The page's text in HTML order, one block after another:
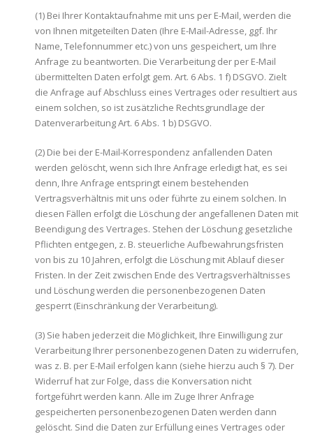
(1) Bei Ihrer Kontaktaufnahme mit uns per E-Mail, werden die
von Ihnen mitgeteilten Daten (Ihre E-Mail-Adresse, ggf. Ihr
Name, Telefonnummer etc.) von uns gespeichert, um Ihre
Anfrage zu beantworten. Die Verarbeitung der per E-Mail
übermittelten Daten erfolgt gem. Art. 6 Abs. 1 f) DSGVO. Zielt
die Anfrage auf Abschluss eines Vertrages oder resultiert aus
einem solchen, so ist zusätzliche Rechtsgrundlage der
Datenverarbeitung Art. 6 Abs. 1 b) DSGVO.
(2) Die bei der E-Mail-Korrespondenz anfallenden Daten
werden gelöscht, wenn sich Ihre Anfrage erledigt hat, es sei
denn, Ihre Anfrage entspringt einem bestehenden
Vertragsverhältnis mit uns oder führte zu einem solchen. In
diesen Fällen erfolgt die Löschung der angefallenen Daten mit
Beendigung des Vertrages. Stehen der Löschung gesetzliche
Pflichten entgegen, z. B. steuerliche Aufbewahrungsfristen
von bis zu 10 Jahren, erfolgt die Löschung mit Ablauf dieser
Fristen. In der Zeit zwischen Ende des Vertragsverhältnisses
und Löschung werden die personenbezogenen Daten
gesperrt (Einschränkung der Verarbeitung).
(3) Sie haben jederzeit die Möglichkeit, Ihre Einwilligung zur
Verarbeitung Ihrer personenbezogenen Daten zu widerrufen,
was z. B. per E-Mail erfolgen kann (siehe hierzu auch § 7). Der
Widerruf hat zur Folge, dass die Konversation nicht
fortgeführt werden kann. Alle im Zuge Ihrer Anfrage
gespeicherten personenbezogenen Daten werden dann
gelöscht. Sind die Daten zur Erfüllung eines Vertrages oder